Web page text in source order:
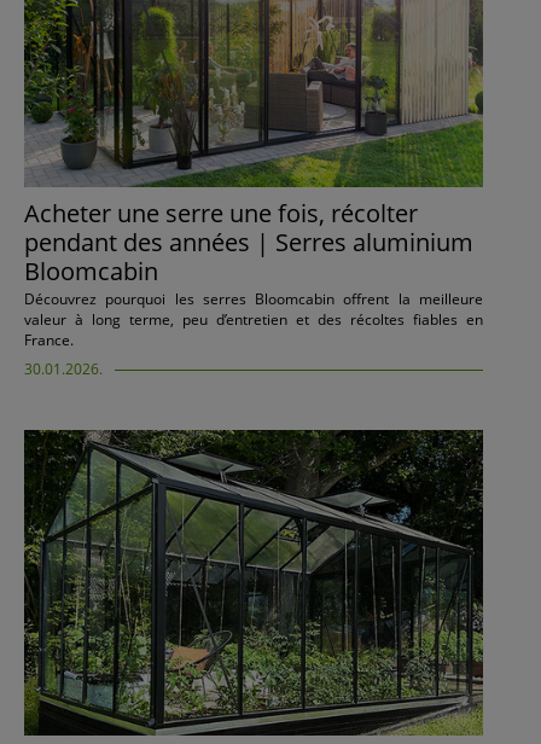
Acheter une serre une fois, récolter
pendant des années | Serres aluminium
Bloomcabin
Découvrez pourquoi les serres Bloomcabin offrent la meilleure
valeur à long terme, peu d’entretien et des récoltes fiables en
France.
30.01.2026.